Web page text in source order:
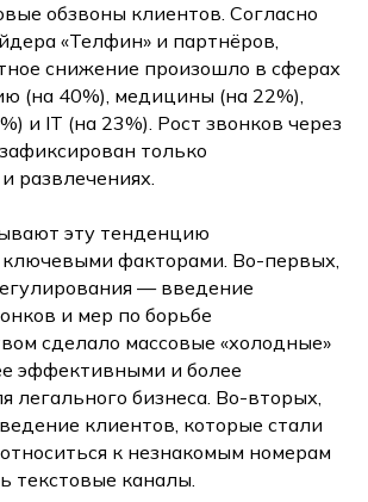
обзвоны клиентов. Согласно
«Телфин» и партнёров,
снижение произошло в сферах
(на 40%), медицины (на 22%),
и IT (на 23%). Рост звонков через
только
развлечениях.
эту тенденцию
ключевыми факторами. Во-первых,
— введение
и мер по борьбе
сделало массовые «холодные»
эффективными и более
легального бизнеса. Во-вторых,
клиентов, которые стали
к незнакомым номерам
текстовые каналы.